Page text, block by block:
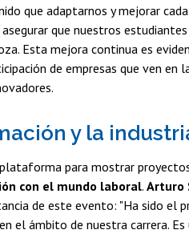
que adaptarnos y mejorar
que nuestros
Esta mejora continua es
de empresas que ven en
y la
para mostrar
con el mundo laboral. Arturo
de este evento: "Ha sido el
el ámbito de nuestra carrera. Es